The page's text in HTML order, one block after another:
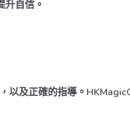
自信。
以及正確的指導。